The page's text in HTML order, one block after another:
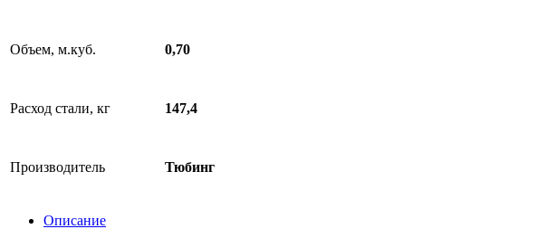
Объем, м.куб. 0,70
Расход стали, кг 147,4
Производитель Тюбинг
Описание